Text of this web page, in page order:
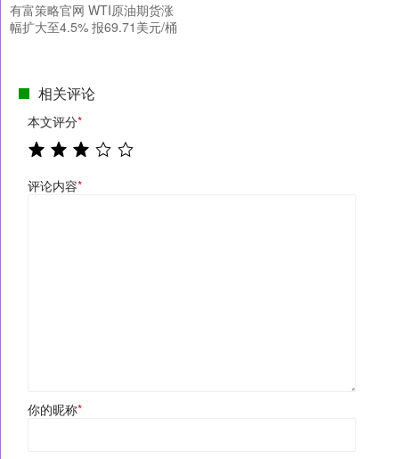
有富策略官网 WTI原油期货涨
幅扩大至4.5% 报69.71美元/桶
相关评论
本文评分*
评论内容*
你的昵称*